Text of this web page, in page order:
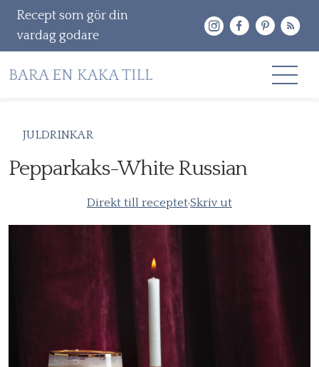
Recept som gör din
vardag godare
vidare
till
innehåll
OM MIG
Sök
JULDRINKAR
Pepparkaks-White Russian
Direkt till receptet·Skriv ut